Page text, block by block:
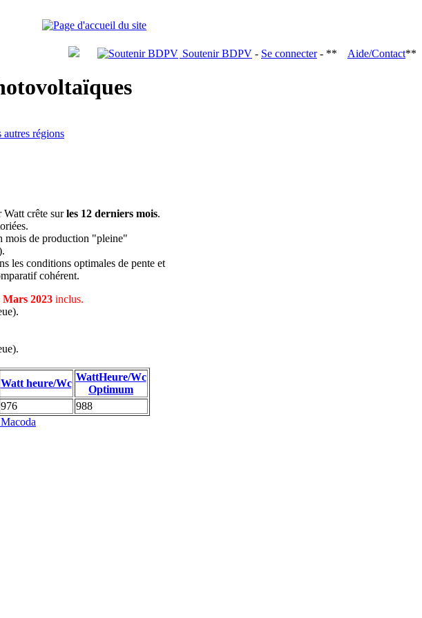
Soutenir BDPV - Se connecter- ** Aide/Contact**
autres régions
Watt crête surles 12 derniers mois.
mois de production "pleine"
les conditions optimales de pente et
cohérent.
Mars 2023inclus.
Watt heure/Wc
WattHeure/Wc
Optimum
976
988